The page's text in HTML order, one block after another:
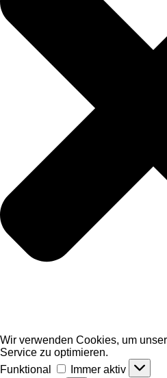
Wir verwenden Cookies, um
Service zu optimieren.
Funktional
Funktional
Immer aktiv